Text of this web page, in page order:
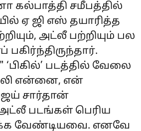
கல்பாத்தி சமீபத்தில்
ஏ ஜி எஸ் தயாரித்த
அட்லீ பற்றியும் பல
‘பிகில்’ படத்தில் வேலை
என்னை, என்
சார்தான்
படங்கள் பெரிய
வேண்டியவை. எனவே